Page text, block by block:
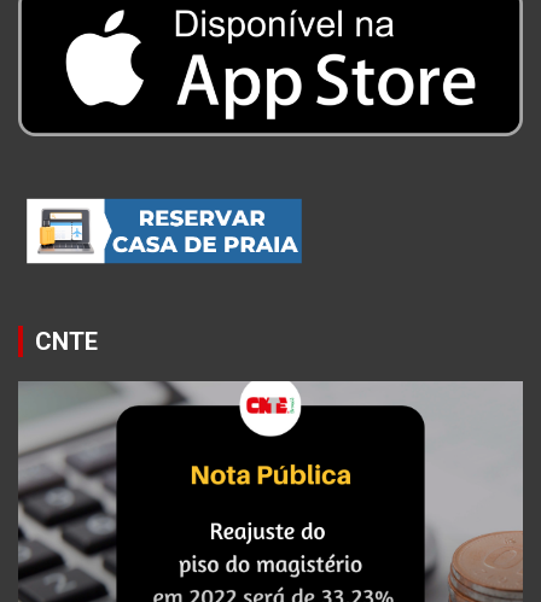
CNTE